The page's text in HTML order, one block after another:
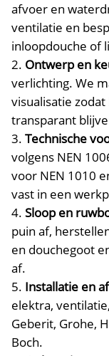
afvoer en
ventilatie en
inloopdouche of
Ontwerp en
verlichting.​ We
visualisatie
transparant
Technische
volgens NEN
voor NEN 1010
vast in een
Sloop en
puin af,
en douchegoot
af.​
Installatie en
elektra,
Geberit, Grohe,
Boch.​